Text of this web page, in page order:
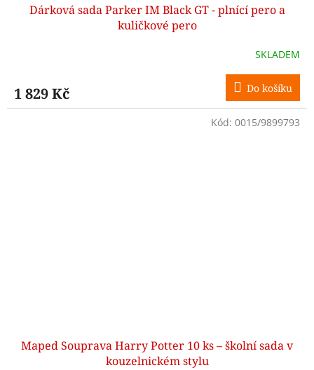
Dárková sada Parker IM Black GT - plnící pero a
kuličkové pero
SKLADEM
1 829 Kč Do košíku
Maped Souprava Harry Potter 10 ks – školní sada v
kouzelnickém stylu
Kód: 0015/9899793